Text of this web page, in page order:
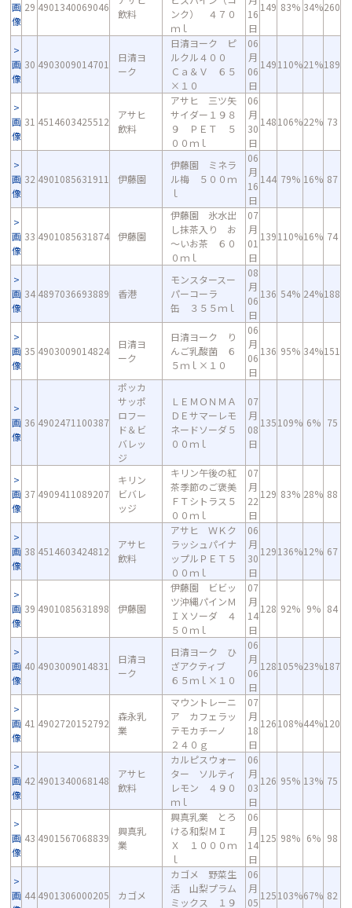
画
像
29 4901340069046
飲料
ンク） ４７０
ｍｌ
16
日
149 83% 34%260
画
像
30 4903009014701
日清ヨ
ーク
日清ヨーク ピ
ルクル４００
Ｃａ＆Ｖ ６５
×１０
06
月
06
日
149110%21%189
画
像
31 4514603425512
アサヒ
飲料
アサヒ 三ツ矢
サイダー１９８
９ ＰＥＴ ５
００ｍｌ
06
月
30
日
148106%22% 73
画
像
32 4901085631911 伊藤園
伊藤園 ミネラ
ル梅 ５００ｍ
ｌ
06
月
16
日
144 79% 16% 87
画
像
33 4901085631874 伊藤園
伊藤園 氷水出
し抹茶入り お
～いお茶 ６０
０ｍｌ
07
月
01
日
139110%16% 74
画
像
34 4897036693889 香港
モンスタースー
パーコーラ
缶 ３５５ｍｌ
08
月
06
日
136 54% 24%188
画
像
35 4903009014824
日清ヨ
ーク
日清ヨーク り
んご乳酸菌 ６
５ｍｌ×１０
06
月
06
日
136 95% 34%151
画
像
36 4902471100387
ポッカ
サッポ
ロフー
ド＆ビ
バレッ
ジ
ＬＥＭＯＮＭＡ
ＤＥサマーレモ
ネードソーダ５
００ｍｌ
07
月
08
日
135109% 6% 75
画
像
37 4909411089207
キリン
ビバレ
ッジ
キリン午後の紅
茶季節のご褒美
ＦＴシトラス５
００ｍｌ
07
月
22
日
129 83% 28% 88
画
像
38 4514603424812
アサヒ
飲料
アサヒ ＷＫク
ラッシュパイナ
ップルＰＥＴ５
００ｍｌ
06
月
30
日
129136%12% 67
画
像
39 4901085631898 伊藤園
伊藤園 ビビッ
ツ沖縄パインＭ
ＩＸソーダ ４
５０ｍｌ
07
月
14
日
128 92% 9% 84
画
像
40 4903009014831
日清ヨ
ーク
日清ヨーク ひ
ざアクティブ
６５ｍｌ×１０
06
月
06
日
128105%23%187
画
像
41 4902720152792
森永乳
業
マウントレーニ
ア カフェラッ
テモカチーノ
２４０ｇ
07
月
18
日
126108%44%120
画
像
42 4901340068148
アサヒ
飲料
カルピスウォー
ター ソルティ
レモン ４９０
ｍｌ
06
月
03
日
126 95% 13% 75
画
像
43 4901567068839
興真乳
業
興真乳業 とろ
ける和梨ＭＩ
Ｘ １０００ｍ
ｌ
06
月
14
日
125 98% 6% 98
画 44 4901306000205 カゴメ
カゴメ 野菜生
活 山梨プラム
ミックス １９
06
月
05
125103%67% 82